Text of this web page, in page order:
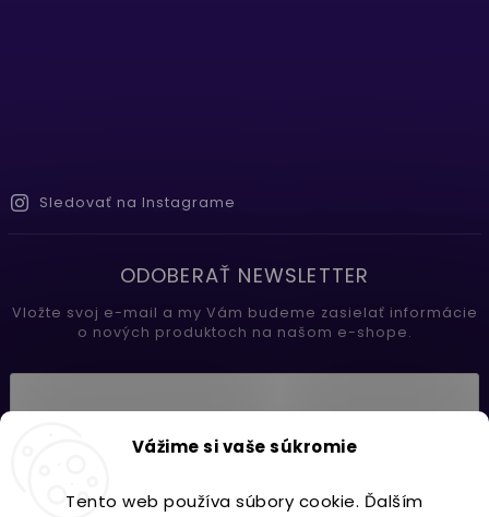
Vážime si vaše súkromie
Tento web používa súbory cookie. Ďalším
Sledovať na Instagrame
ODOBERAŤ NEWSLETTER
Vložte svoj e-mail a my Vám budeme zasielať informácie
o nových produktoch na našom e-shope.
Prihlásiť sa